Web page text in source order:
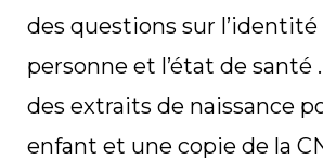
des questions sur l’identité
personne et l’état de santé
des extraits de naissance
enfant et une copie de la